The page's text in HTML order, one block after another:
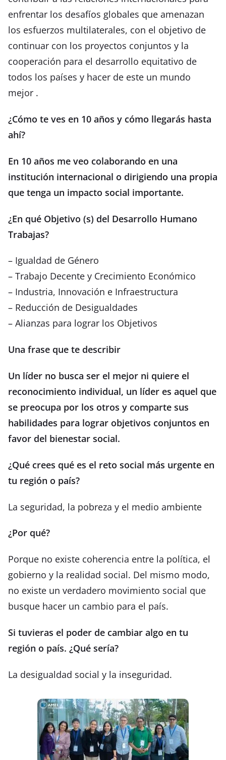
enfrentar los desafíos globales que amenazan
los esfuerzos multilaterales, con el objetivo de
continuar con los proyectos conjuntos y la
cooperación para el desarrollo equitativo de
todos los países y hacer de este un mundo
mejor .
¿Cómo te ves en 10 años y cómo llegarás hasta
ahí?
En 10 años me veo colaborando en una
institución internacional o dirigiendo una propia
que tenga un impacto social importante.
¿En qué Objetivo (s) del Desarrollo Humano
Trabajas?
– Igualdad de Género
– Trabajo Decente y Crecimiento Económico
– Industria, Innovación e Infraestructura
– Reducción de Desigualdades
– Alianzas para lograr los Objetivos
Una frase que te describir
Un líder no busca ser el mejor ni quiere el
reconocimiento individual, un líder es aquel que
se preocupa por los otros y comparte sus
habilidades para lograr objetivos conjuntos en
favor del bienestar social.
¿Qué crees qué es el reto social más urgente en
tu región o país?
La seguridad, la pobreza y el medio ambiente
¿Por qué?
Porque no existe coherencia entre la política, el
gobierno y la realidad social. Del mismo modo,
no existe un verdadero movimiento social que
busque hacer un cambio para el país.
Si tuvieras el poder de cambiar algo en tu
región o país. ¿Qué sería?
La desigualdad social y la inseguridad.